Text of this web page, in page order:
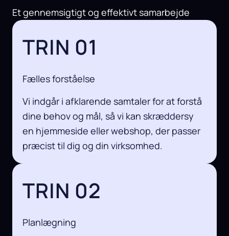
Et gennemsigtigt og effektivt samarbejde
TRIN 01
Fælles forståelse
Vi indgår i afklarende samtaler for at forstå
dine behov og mål, så vi kan skræddersy
en hjemmeside eller webshop, der passer
præcist til dig og din virksomhed.
TRIN 02
Planlægning